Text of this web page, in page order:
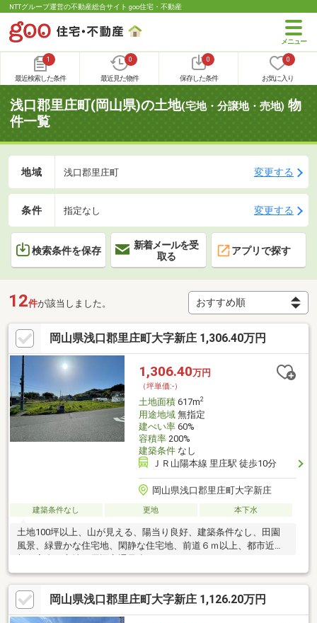
NTTグループ運営の不動産総合サイト goo住宅・不動産
1
最近検索した条件
0
最近見た物件
0
保存した条件
0
お気に入り
浅口郡里庄町(岡山県)の土地(宅地・分譲地・売地) 物
件一覧
地域 浅口郡里庄町 変更する
条件 指定なし 変更する
検索条件を保存
新着メールを受
取る
アプリで探す
12件が該当しました。
岡山県浅口郡里庄町大字新庄 1,306.40万円
1,306.40万円
（坪単価:-）
土地面積617m2
用途地域無指定
建ぺい率60%
容積率200%
建築条件なし
ＪＲ山陽本線 里庄駅 徒歩10分
岡山県浅口郡里庄町大字新庄
建築条件なし 更地 本下水
土地100坪以上、山が見える、陽当り良好、建築条件なし、田園
風景、緑豊かな住宅地、閑静な住宅地、前道６ｍ以上、都市近
郊、高台に立地、周辺交通量少なめ
岡山県浅口郡里庄町大字新庄 1,126.20万円